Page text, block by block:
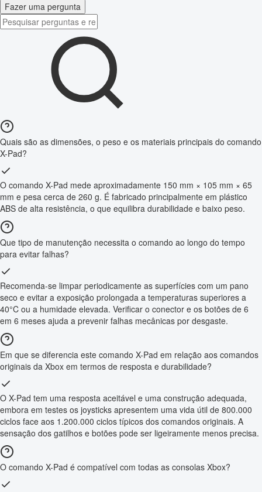
Fazer uma pergunta
Quais são as dimensões, o peso e os materiais principais do comando
X-Pad?
O comando X-Pad mede aproximadamente 150 mm × 105 mm × 65
mm e pesa cerca de 260 g. É fabricado principalmente em plástico
ABS de alta resistência, o que equilibra durabilidade e baixo peso.
Que tipo de manutenção necessita o comando ao longo do tempo
para evitar falhas?
Recomenda-se limpar periodicamente as superfícies com um pano
seco e evitar a exposição prolongada a temperaturas superiores a
40°C ou a humidade elevada. Verificar o conector e os botões de 6
em 6 meses ajuda a prevenir falhas mecânicas por desgaste.
Em que se diferencia este comando X-Pad em relação aos comandos
originais da Xbox em termos de resposta e durabilidade?
O X-Pad tem uma resposta aceitável e uma construção adequada,
embora em testes os joysticks apresentem uma vida útil de 800.000
ciclos face aos 1.200.000 ciclos típicos dos comandos originais. A
sensação dos gatilhos e botões pode ser ligeiramente menos precisa.
O comando X-Pad é compatível com todas as consolas Xbox?